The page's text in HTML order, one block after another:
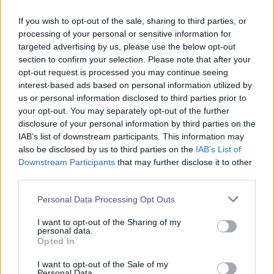
If you wish to opt-out of the sale, sharing to third parties, or
processing of your personal or sensitive information for
targeted advertising by us, please use the below opt-out
section to confirm your selection. Please note that after your
opt-out request is processed you may continue seeing
interest-based ads based on personal information utilized by
us or personal information disclosed to third parties prior to
your opt-out. You may separately opt-out of the further
disclosure of your personal information by third parties on the
IAB’s list of downstream participants. This information may
also be disclosed by us to third parties on the IAB’s List of
Downstream Participants that may further disclose it to other
Personal Data Processing Opt Outs
I want to opt-out of the Sharing of my
personal data.
Opted In
I want to opt-out of the Sale of my
starten möchtest, musst Du Dich bitte zunächst im
Spiel einloggen. Falls Du noch keinen Spielaccount
besitzt, bitte registriere Dich neu. Wir freuen uns
auf Deinen nächsten Besuch in unserem Forum!
„Zum Spiel“
Es sind keine weiteren Antworten möglich.
Myantha
Team Leader
Team Drakensang Online
unser Fokus liegt auf der Stabilisierung und Wartung eines
sich schnell verändernde Technologie anpassen kann. Dies
ist notwendig, um die Gesamtleistung des Spiels zu
verbessern, wie z.B. die Reduzierung von Client Abstürzen
Drakensang Online ohne Unterbrechungen genießen kann.